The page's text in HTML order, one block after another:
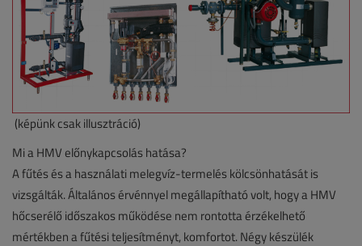
(képünk csak illusztráció)
Mi a HMV előnykapcsolás hatása?
A fűtés és a használati melegvíz-termelés kölcsönhatását is
vizsgálták. Általános érvénnyel megállapítható volt, hogy a HMV
hőcserélő időszakos működése nem rontotta érzékelhető
mértékben a fűtési teljesítményt, komfortot. Négy készülék